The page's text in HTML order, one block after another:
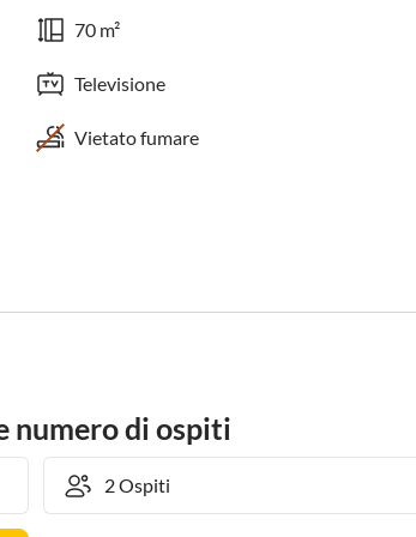
70 m²
Televisione
Vietato fumare
numero di ospiti